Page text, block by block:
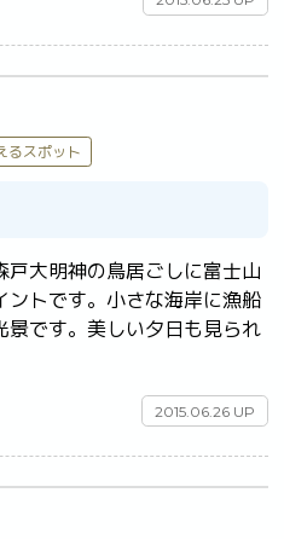
るスポット
大明神の鳥居ごしに富士山
ントです。小さな海岸に漁船
景です。美しい夕日も見られ
2015.06.26 UP